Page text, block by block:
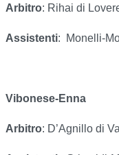
Arbitro: Rihai di
Assistenti: Monelli-
Vibonese-Enna
Arbitro: D’Agnillo di